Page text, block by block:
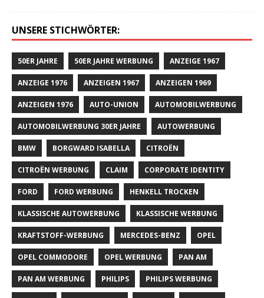
UNSERE STICHWÖRTER:
50ER JAHRE 50ER JAHRE WERBUNG ANZEIGE 1967
ANZEIGE 1976 ANZEIGEN 1967 ANZEIGEN 1969
ANZEIGEN 1976 AUTO-UNION AUTOMOBILWERBUNG
AUTOMOBILWERBUNG 30ER JAHRE AUTOWERBUNG
BMW BORGWARD ISABELLA CITROËN
CITROËN WERBUNG CLAIM CORPORATE IDENTITY
FORD FORD WERBUNG HENKELL TROCKEN
KLASSISCHE AUTOWERBUNG KLASSISCHE WERBUNG
KRAFTSTOFF-WERBUNG MERCEDES-BENZ OPEL
OPEL COMMODORE OPEL WERBUNG PAN AM
PAN AM WERBUNG PHILIPS PHILIPS WERBUNG